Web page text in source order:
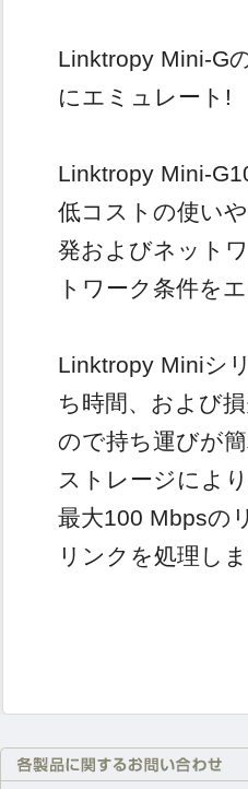
Linktropy Mini-G
にエミュレート!
Linktropy Mini-
低コストの使い
発およびネット
トワーク条件を
Linktropy Miniシ
ち時間、および
ので持ち運びが
ストレージによ
最大100 Mbpsの
リンクを処理しま